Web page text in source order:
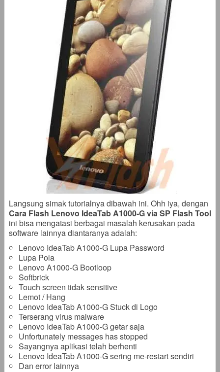
Langsung simak tutorialnya dibawah ini. Ohh iya, dengan
Cara Flash Lenovo IdeaTab A1000-G via SP Flash Tool
ini bisa mengatasi berbagai masalah kerusakan pada
software lainnya diantaranya adalah:
Lenovo IdeaTab A1000-G Lupa Password
Lupa Pola
Lenovo A1000-G Bootloop
Softbrick
Touch screen tidak sensitive
Lemot / Hang
Lenovo IdeaTab A1000-G Stuck di Logo
Terserang virus malware
Lenovo IdeaTab A1000-G getar saja
Unfortunately messages has stopped
Sayangnya aplikasi telah berhenti
Lenovo IdeaTab A1000-G sering me-restart sendiri
Dan error lainnya